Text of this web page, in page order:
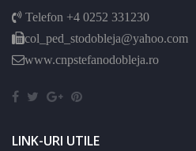
Telefon +4 0252 331230
col_ped_stodobleja@yahoo.com
www.cnpstefanodobleja.ro
LINK-URI UTILE